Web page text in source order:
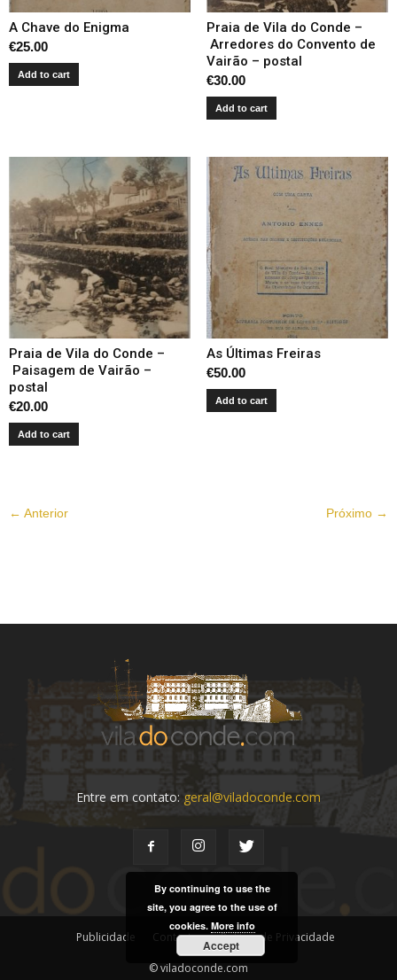
A Chave do Enigma
€25.00
Add to cart
Praia de Vila do Conde –
Arredores do Convento de
Vairão – postal
€30.00
Add to cart
Praia de Vila do Conde –
Paisagem de Vairão –
postal
€20.00
Add to cart
As Últimas Freiras
€50.00
Add to cart
← Anterior Próximo →
Entre em contato: geral@viladoconde.com
Publicidade Contactos Política de Privacidade
© viladoconde.com
By continuing to use the
site, you agree to the use of
cookies. More info
Accept